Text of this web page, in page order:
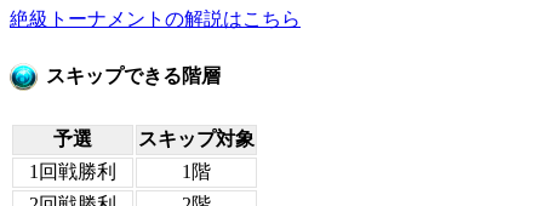
絶級トーナメントの解説はこちら
スキップできる階層
予選
スキップ対象
1回戦勝利
1階